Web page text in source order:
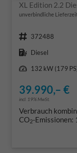
XL Edition 2.2
unverbindliche
Fahrzeugnr. 372488
Kraftstoff Diesel
Leistung
132 kW (179
39.990,– €
incl. 19% MwSt.
Verbrauch
CO2-Emissionen: